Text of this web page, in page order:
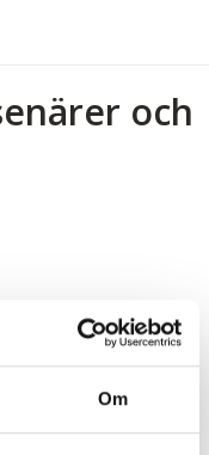
Om
och
snarast